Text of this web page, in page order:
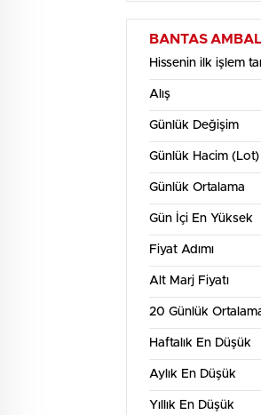
3. Ağu
6
6.5
6.75
7
6.25
7
BANTAS
Hissenin ilk işlem
Alış
Günlük Değişim
Günlük Hacim (Lot)
Günlük Ortalama
Gün İçi En Yüksek
Fiyat Adımı
Alt Marj Fiyatı
20 Günlük
Haftalık En Düşük
Aylık En Düşük
Yıllık En Düşük